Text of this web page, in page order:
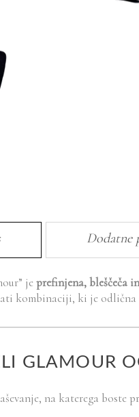
Dodatne
je prefinjena, bleščeča
kombinaciji, ki je odlična
GLAMOUR
na katerega boste